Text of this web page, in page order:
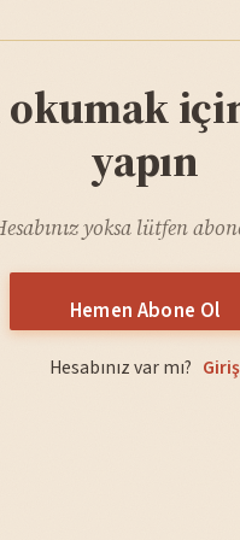
okumak
yapın
yoksa lütfen
Hemen Abone Ol
Hesabınız var mı? Giriş